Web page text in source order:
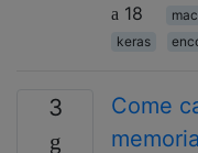
18
keras
3
Come